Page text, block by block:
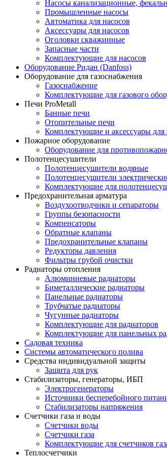
Насосы канализационные,
Промышленные насосы
Автоматика для насосов
Аксессуары для насосов
Оголовки скважинные
Запасные части
Комплектующие для насосов
Оборудование Ридан (Danfoss)
Оборудование для газоснабжения
Газоснабжение
Комплектующие для газового
Печи ProMetall
Банные печи
Отопительные печи
Комплектующие и аксессуары для
Пожарное оборудование
Оборудование для
Полотенцесушители
Полотенцесушители водяные
Полотенцесушители
Комплектующие для
Предохранительная арматура
Воздухоотводчики и сепараторы
Группы безопасности
Компенсаторы
Обратные клапаны
Предохранительные клапаны
Редукторы давления
Фильтры грубой очистки
Радиаторы отопления
Алюминиевые радиаторы
Биметаллические радиаторы
Панельные радиаторы
Трубчатые радиаторы
Чугунные радиаторы
Комплектующие для радиаторов
Комплектующие для панельных
Садовая техника
Системы автоматического полива
Средства индивидуальной защиты
Защита для рук
Стабилизаторы, генераторы, ИБП
Электрогенераторы
Источники бесперебойного
Стабилизаторы напряжения
Счетчики газа и воды
Счетчики воды
Счетчики газа
Комплектующие для счетчиков
Теплосчетчики